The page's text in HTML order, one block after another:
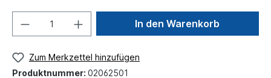
In den Warenkorb
Zum Merkzettel hinzufügen
Produktnummer: 02062501